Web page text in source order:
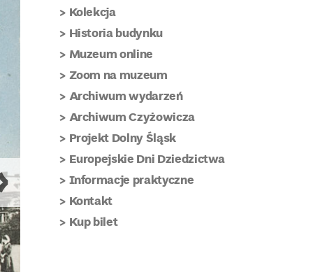
Kolekcja
Historia budynku
Muzeum online
Zoom na muzeum
Archiwum wydarzeń
Archiwum Czyżowicza
Projekt Dolny Śląsk
Europejskie Dni Dziedzictwa
Informacje praktyczne
Kontakt
Kup bilet